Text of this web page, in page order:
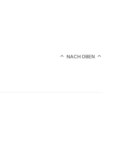
NACH OBEN